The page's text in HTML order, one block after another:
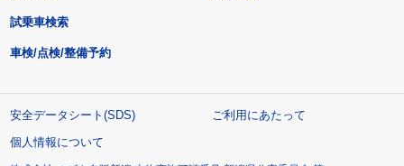
試乗車検索
車検/点検/整備予約
安全データシート(SDS)
ご利用にあたって
個人情報について